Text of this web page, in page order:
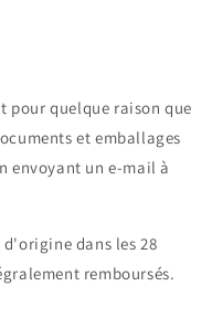
pour quelque raison que
et emballages
envoyant un e-mail à
dans les 28
remboursés.